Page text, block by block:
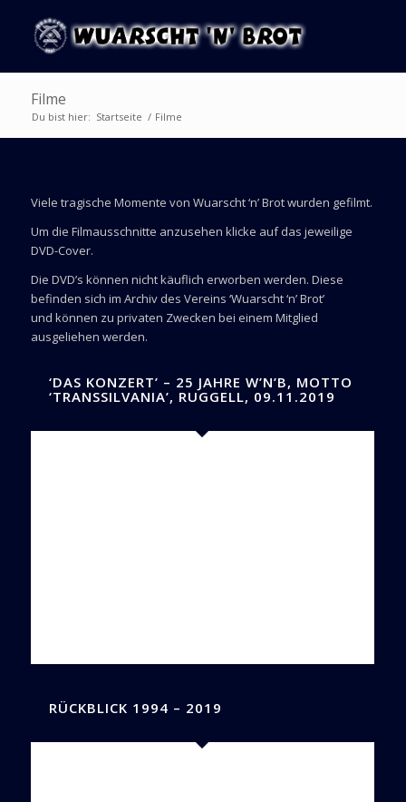
Filme
Du bist hier: Startseite / Filme
Viele tragische Momente von Wuarscht ‘n’ Brot wurden gefilmt.
Um die Filmausschnitte anzusehen klicke auf das jeweilige
DVD-Cover.
Die DVD’s können nicht käuflich erworben werden. Diese
befinden sich im Archiv des Vereins ‘Wuarscht ‘n’ Brot’
und können zu privaten Zwecken bei einem Mitglied
ausgeliehen werden.
‘DAS KONZERT’ – 25 JAHRE W’N’B, MOTTO
‘TRANSSILVANIA’, RUGGELL, 09.11.2019
RÜCKBLICK 1994 – 2019